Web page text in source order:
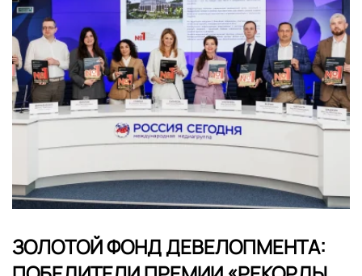
ЗОЛОТОЙ ФОНД ДЕВЕЛОПМЕНТА: